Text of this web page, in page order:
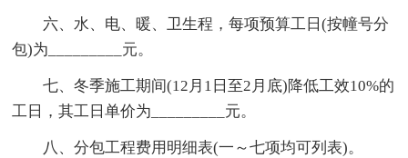
六、水、电、暖、卫生程，每项预算工日(按幢号分
包)为_________元。
七、冬季施工期间(12月1日至2月底)降低工效10%的
工日，其工日单价为_________元。
八、分包工程费用明细表(一～七项均可列表)。